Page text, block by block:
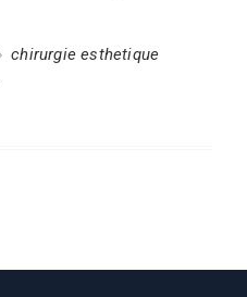
chirurgie esthetique